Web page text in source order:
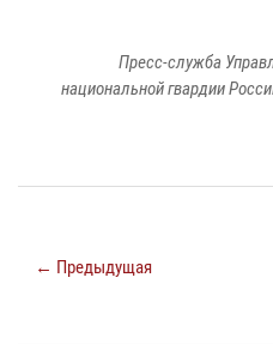
Пресс-служба
национальной гвардии
← Предыдущая